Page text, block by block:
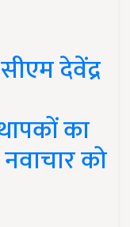
देवेंद्र
का
को